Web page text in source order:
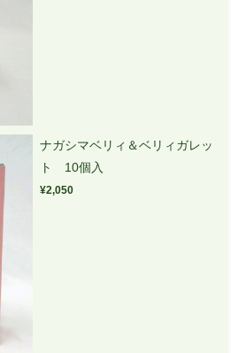
ナガシマベリィ＆ベリィガレッ
ト 10個入
¥2,050